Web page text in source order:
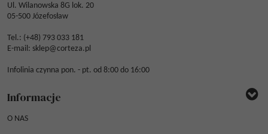
Ul. Wilanowska 8G lok. 20
05-500 Józefosław
Tel.: (+48) 793 033 181
E-mail: sklep@corteza.pl
Infolinia czynna pon. - pt. od 8:00 do 16:00
Informacje
O NAS